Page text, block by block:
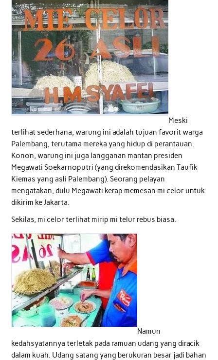
Meski
terlihat sederhana, warung ini adalah tujuan favorit warga
Palembang, terutama mereka yang hidup di perantauan.
Konon, warung ini juga langganan mantan presiden
Megawati Soekarnoputri (yang direkomendasikan Taufik
Kiemas yang asli Palembang). Seorang pelayan
mengatakan, dulu Megawati kerap memesan mi celor untuk
dikirim ke Jakarta.
Sekilas, mi celor terlihat mirip mi telur rebus biasa.
Namun
kedahsyatannya terletak pada ramuan udang yang diracik
dalam kuah. Udang satang yang berukuran besar jadi bahan